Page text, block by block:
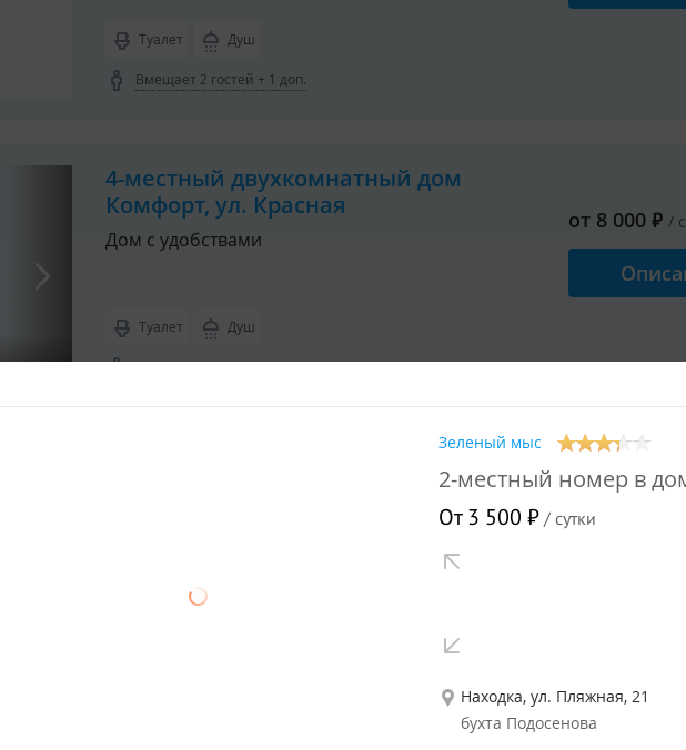
Туалет Душ
Вмещает 2 гостей + 1 доп.
4-местный двухкомнатный дом
Комфорт, ул. Красная
Дом с удобствами
Туалет Душ
Вмещает 3 гостей
от 8 000 ₽ /
2-местный номер в гостинице
Зеленый мыс
2-местный номер в
От 3 500 ₽/ сутки
Находка, ул. Пляжная, 21
бухта Подосенова